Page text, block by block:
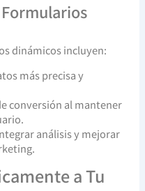
dinámicos incluyen:
más precisa y
conversión al mantener
análisis y mejorar
a Tu